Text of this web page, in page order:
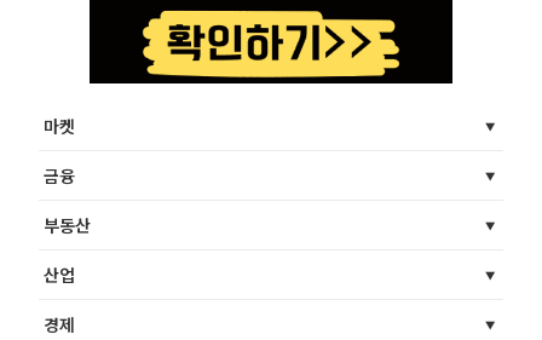
마켓
금융
부동산
산업
경제